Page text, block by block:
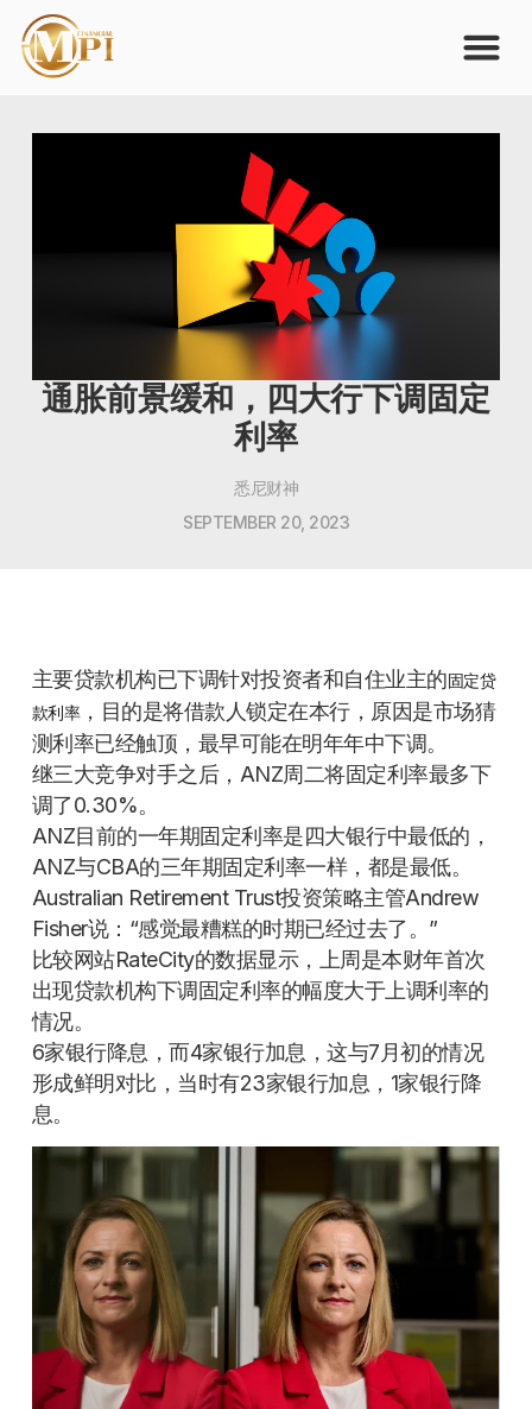
通胀前景缓和，四大行下调固定
利率
悉尼财神
SEPTEMBER 20, 2023
主要贷款机构已下调针对投资者和自住业主的固定贷
款利率，目的是将借款人锁定在本行，原因是市场猜
测利率已经触顶，最早可能在明年年中下调。
继三大竞争对手之后，ANZ周二将固定利率最多下
调了0.30%。
ANZ目前的一年期固定利率是四大银行中最低的，
ANZ与CBA的三年期固定利率一样，都是最低。
Australian Retirement Trust投资策略主管Andrew
Fisher说：“感觉最糟糕的时期已经过去了。”
比较网站RateCity的数据显示，上周是本财年首次
出现贷款机构下调固定利率的幅度大于上调利率的
情况。
6家银行降息，而4家银行加息，这与7月初的情况
形成鲜明对比，当时有23家银行加息，1家银行降
息。